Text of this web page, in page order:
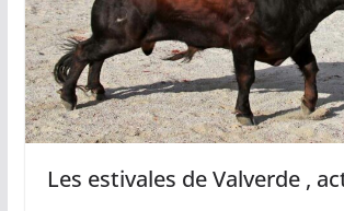
Les estivales de Valverde ,